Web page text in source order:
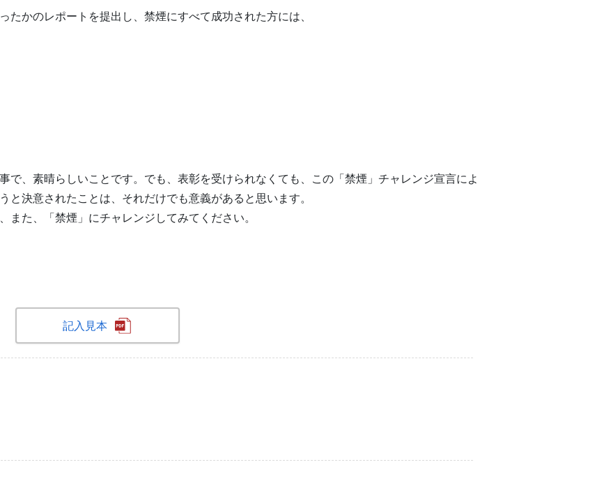
かのレポートを提出し、禁煙にすべて成功された方には、
で、素晴らしいことです。でも、表彰を受けられなくても、この「禁煙」チャレンジ宣言によ
と決意されたことは、それだけでも意義があると思います。
た、「禁煙」にチャレンジしてみてください。
記入見本